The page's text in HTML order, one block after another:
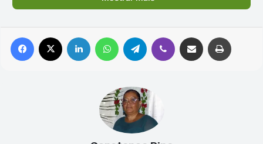
Facebook Linkedin WhatsAppTelegram Viber Compartilhar via e-mail